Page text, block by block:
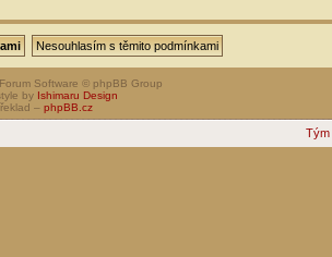
Software © phpBB Group
by Ishimaru Design
– phpBB.cz
Tým